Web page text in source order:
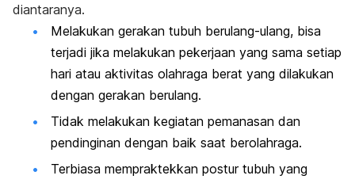
diantaranya.
Melakukan gerakan tubuh berulang-ulang, bisa
terjadi jika melakukan pekerjaan yang sama setiap
hari atau aktivitas olahraga berat yang dilakukan
dengan gerakan berulang.
Tidak melakukan kegiatan pemanasan dan
pendinginan dengan baik saat berolahraga.
Terbiasa mempraktekkan postur tubuh yang